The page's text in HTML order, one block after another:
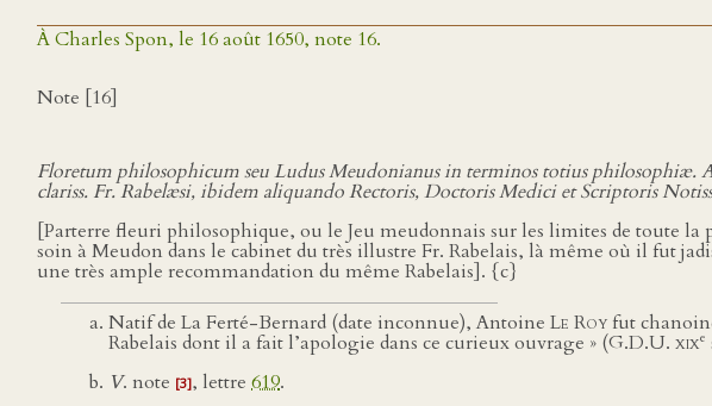
À Charles Spon, le 16 août 1650, note 16.
Note [16]
Floretum philosophicum seu Ludus Meudonianus in terminos totius
clariss. Fr. Rabelæsi, ibidem aliquando Rectoris, Doctoris Medici et Scriptoris
[Parterre fleuri philosophique, ou le Jeu meudonnais sur les limites de toute
soin à Meudon dans le cabinet du très illustre Fr. Rabelais, là même où il fut
une très ample recommandation du même Rabelais]. {c}
Natif de La Ferté-Bernard (date inconnue), Antoine Le Royfut
Rabelais dont il a fait l’apologie dans ce curieux ouvrage » (G.D.U. xixe
V. note [3], lettre 619.